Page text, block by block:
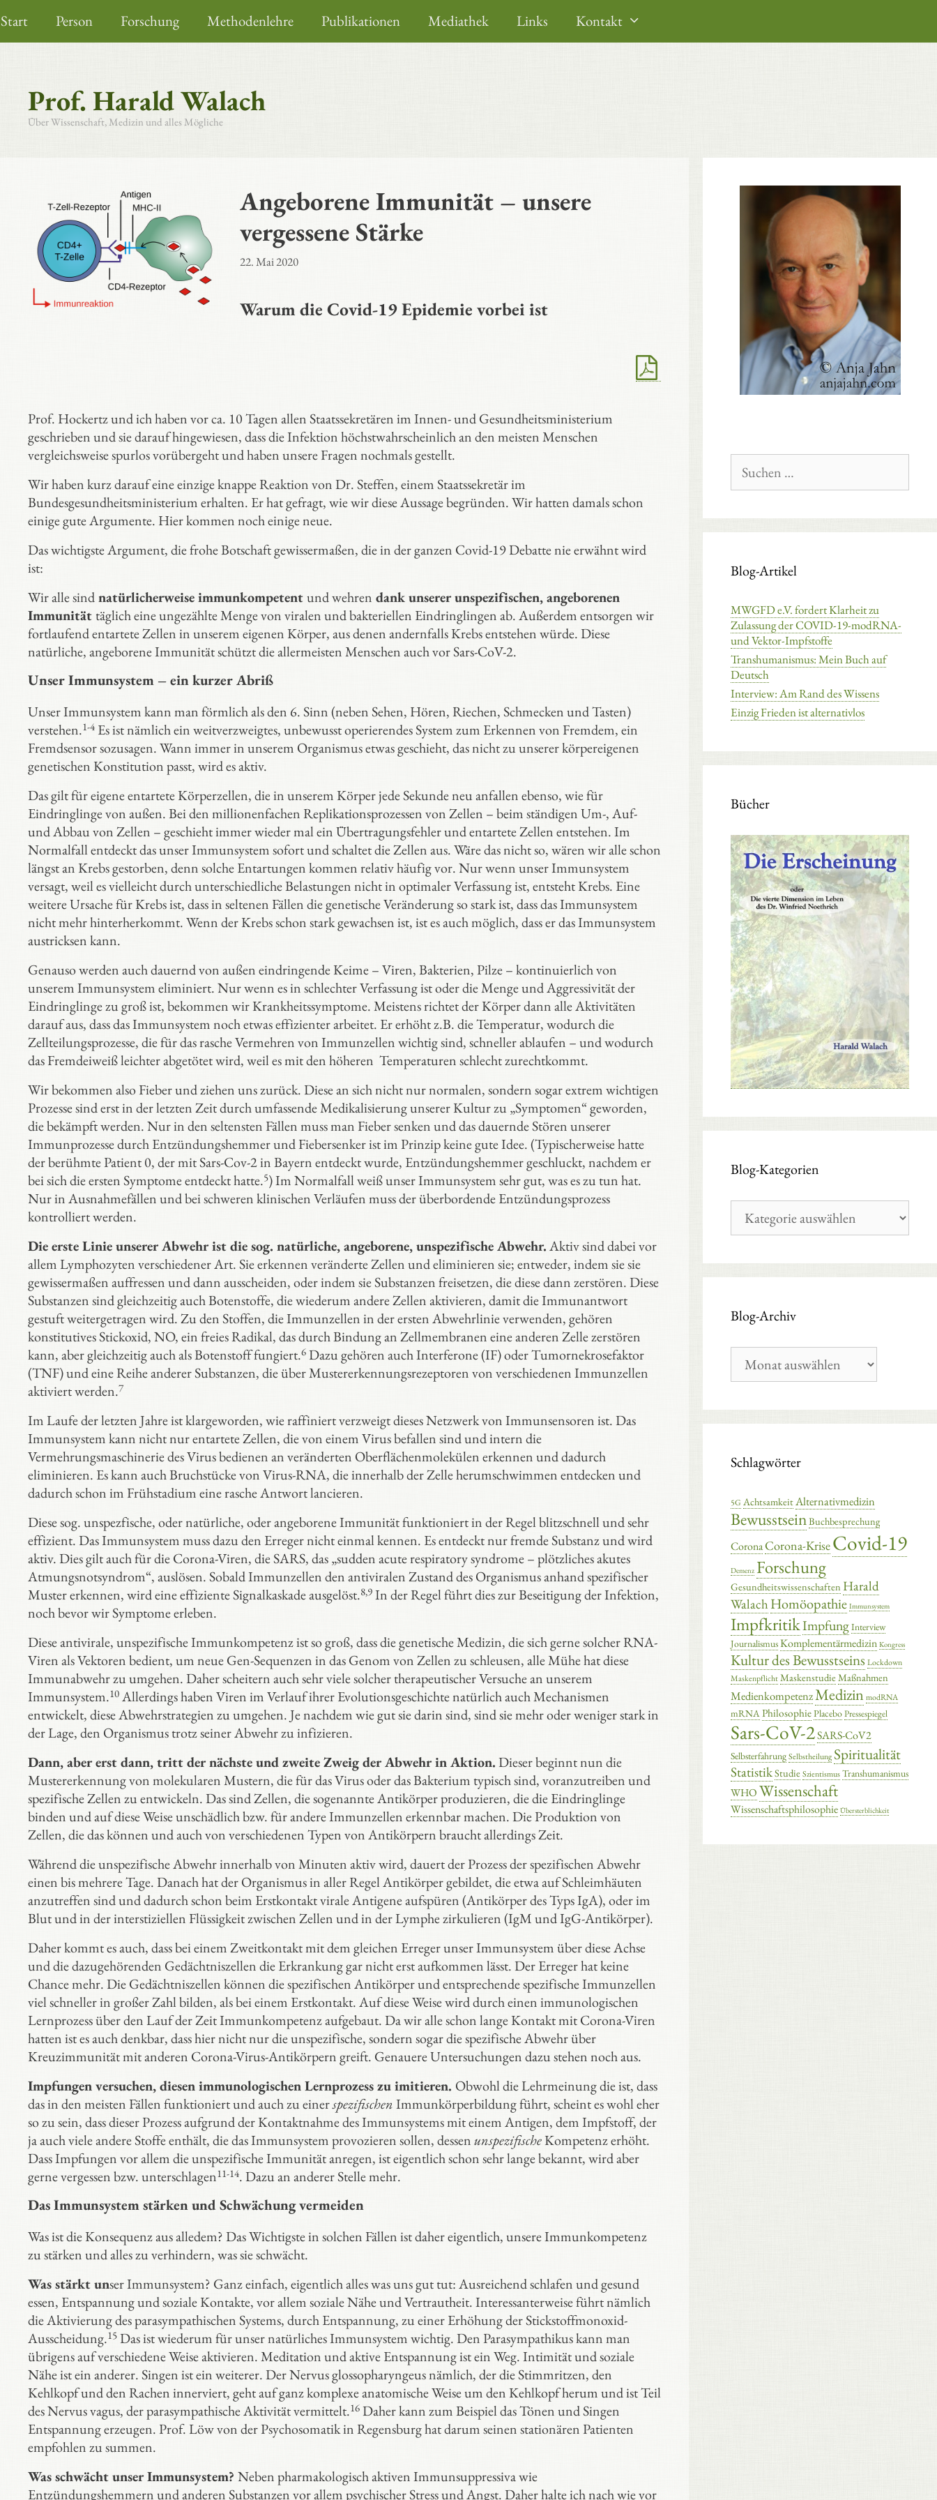
Inhalt
springen
Start Person Forschung Methodenlehre Publikationen Mediathek Links Kontakt
Prof. Harald Walach
Über Wissenschaft, Medizin und alles Mögliche
Angeborene Immunität – unsere
vergessene Stärke
22. Mai 2020
Warum die Covid-19 Epidemie vorbei ist
Prof. Hockertz und ich haben vor ca. 10 Tagen allen Staatssekretären im Innen- und Gesundheitsministerium
geschrieben und sie darauf hingewiesen, dass die Infektion höchstwahrscheinlich an den meisten Menschen
vergleichsweise spurlos vorübergeht und haben unsere Fragen nochmals gestellt.
Wir haben kurz darauf eine einzige knappe Reaktion von Dr. Steffen, einem Staatssekretär im
Bundesgesundheitsministerium erhalten. Er hat gefragt, wie wir diese Aussage begründen. Wir hatten damals schon
einige gute Argumente. Hier kommen noch einige neue.
Das wichtigste Argument, die frohe Botschaft gewissermaßen, die in der ganzen Covid-19 Debatte nie erwähnt wird
ist:
Wir alle sindnatürlicherweise immunkompetentund wehren dank unserer unspezifischen, angeborenen
Immunitättäglich eine ungezählte Menge von viralen und bakteriellen Eindringlingen ab. Außerdem entsorgen wir
fortlaufend entartete Zellen in unserem eigenen Körper, aus denen andernfalls Krebs entstehen würde. Diese
natürliche, angeborene Immunität schützt die allermeisten Menschen auch vor Sars-CoV-2.
Unser Immunsystem – ein kurzer Abriß
Unser Immunsystem kann man förmlich als den 6. Sinn (neben Sehen, Hören, Riechen, Schmecken und Tasten)
verstehen.1-4 Es ist nämlich ein weitverzweigtes, unbewusst operierendes System zum Erkennen von Fremdem, ein
Fremdsensor sozusagen. Wann immer in unserem Organismus etwas geschieht, das nicht zu unserer körpereigenen
genetischen Konstitution passt, wird es aktiv.
Das gilt für eigene entartete Körperzellen, die in unserem Körper jede Sekunde neu anfallen ebenso, wie für
Eindringlinge von außen. Bei den millionenfachen Replikationsprozessen von Zellen – beim ständigen Um-, Auf-
und Abbau von Zellen – geschieht immer wieder mal ein Übertragungsfehler und entartete Zellen entstehen. Im
Normalfall entdeckt das unser Immunsystem sofort und schaltet die Zellen aus. Wäre das nicht so, wären wir alle schon
längst an Krebs gestorben, denn solche Entartungen kommen relativ häufig vor. Nur wenn unser Immunsystem
versagt, weil es vielleicht durch unterschiedliche Belastungen nicht in optimaler Verfassung ist, entsteht Krebs. Eine
weitere Ursache für Krebs ist, dass in seltenen Fällen die genetische Veränderung so stark ist, dass das Immunsystem
nicht mehr hinterherkommt. Wenn der Krebs schon stark gewachsen ist, ist es auch möglich, dass er das Immunsystem
austricksen kann.
Genauso werden auch dauernd von außen eindringende Keime – Viren, Bakterien, Pilze – kontinuierlich von
unserem Immunsystem eliminiert. Nur wenn es in schlechter Verfassung ist oder die Menge und Aggressivität der
Eindringlinge zu groß ist, bekommen wir Krankheitssymptome. Meistens richtet der Körper dann alle Aktivitäten
darauf aus, dass das Immunsystem noch etwas effizienter arbeitet. Er erhöht z.B. die Temperatur, wodurch die
Zellteilungsprozesse, die für das rasche Vermehren von Immunzellen wichtig sind, schneller ablaufen – und wodurch
das Fremdeiweiß leichter abgetötet wird, weil es mit den höheren Temperaturen schlecht zurechtkommt.
Wir bekommen also Fieber und ziehen uns zurück. Diese an sich nicht nur normalen, sondern sogar extrem wichtigen
Prozesse sind erst in der letzten Zeit durch umfassende Medikalisierung unserer Kultur zu „Symptomen“ geworden,
die bekämpft werden. Nur in den seltensten Fällen muss man Fieber senken und das dauernde Stören unserer
Immunprozesse durch Entzündungshemmer und Fiebersenker ist im Prinzip keine gute Idee. (Typischerweise hatte
der berühmte Patient 0, der mit Sars-Cov-2 in Bayern entdeckt wurde, Entzündungshemmer geschluckt, nachdem er
bei sich die ersten Symptome entdeckt hatte.5) Im Normalfall weiß unser Immunsystem sehr gut, was es zu tun hat.
Nur in Ausnahmefällen und bei schweren klinischen Verläufen muss der überbordende Entzündungsprozess
kontrolliert werden.
Die erste Linie unserer Abwehr ist die sog. natürliche, angeborene, unspezifische Abwehr.Aktiv sind dabei vor
allem Lymphozyten verschiedener Art. Sie erkennen veränderte Zellen und eliminieren sie; entweder, indem sie sie
gewissermaßen auffressen und dann ausscheiden, oder indem sie Substanzen freisetzen, die diese dann zerstören. Diese
Substanzen sind gleichzeitig auch Botenstoffe, die wiederum andere Zellen aktivieren, damit die Immunantwort
gestuft weitergetragen wird. Zu den Stoffen, die Immunzellen in der ersten Abwehrlinie verwenden, gehören
konstitutives Stickoxid, NO, ein freies Radikal, das durch Bindung an Zellmembranen eine anderen Zelle zerstören
kann, aber gleichzeitig auch als Botenstoff fungiert.6 Dazu gehören auch Interferone (IF) oder Tumornekrosefaktor
(TNF) und eine Reihe anderer Substanzen, die über Mustererkennungsrezeptoren von verschiedenen Immunzellen
aktiviert werden.7
Im Laufe der letzten Jahre ist klargeworden, wie raffiniert verzweigt dieses Netzwerk von Immunsensoren ist. Das
Immunsystem kann nicht nur entartete Zellen, die von einem Virus befallen sind und intern die
Vermehrungsmaschinerie des Virus bedienen an veränderten Oberflächenmolekülen erkennen und dadurch
eliminieren. Es kann auch Bruchstücke von Virus-RNA, die innerhalb der Zelle herumschwimmen entdecken und
dadurch schon im Frühstadium eine rasche Antwort lancieren.
Diese sog. unspezfische, oder natürliche, oder angeborene Immunität funktioniert in der Regel blitzschnell und sehr
effizient. Das Immunsystem muss dazu den Erreger nicht einmal kennen. Es entdeckt nur fremde Substanz und wird
aktiv. Dies gilt auch für die Corona-Viren, die SARS, das „sudden acute respiratory syndrome – plötzliches akutes
Atmungsnotsyndrom“, auslösen. Sobald Immunzellen den antiviralen Zustand des Organismus anhand spezifischer
Muster erkennen, wird eine effiziente Signalkaskade ausgelöst.8,9 In der Regel führt dies zur Beseitigung der Infektion,
noch bevor wir Symptome erleben.
Diese antivirale, unspezifische Immunkompetenz ist so groß, dass die genetische Medizin, die sich gerne solcher RNA-
Viren als Vektoren bedient, um neue Gen-Sequenzen in das Genom von Zellen zu schleusen, alle Mühe hat diese
Immunabwehr zu umgehen. Daher scheitern auch sehr viele solcher therapeutischer Versuche an unserem
Immunsystem.10 Allerdings haben Viren im Verlauf ihrer Evolutionsgeschichte natürlich auch Mechanismen
entwickelt, diese Abwehrstrategien zu umgehen. Je nachdem wie gut sie darin sind, sind sie mehr oder weniger stark in
der Lage, den Organismus trotz seiner Abwehr zu infizieren.
Dann, aber erst dann, tritt der nächste und zweite Zweig der Abwehr in Aktion.Dieser beginnt nun die
Mustererkennung von molekularen Mustern, die für das Virus oder das Bakterium typisch sind, voranzutreiben und
spezifische Zellen zu entwickeln. Das sind Zellen, die sogenannte Antikörper produzieren, die die Eindringlinge
binden und auf diese Weise unschädlich bzw. für andere Immunzellen erkennbar machen. Die Produktion von
Zellen, die das können und auch von verschiedenen Typen von Antikörpern braucht allerdings Zeit.
Während die unspezifische Abwehr innerhalb von Minuten aktiv wird, dauert der Prozess der spezifischen Abwehr
einen bis mehrere Tage. Danach hat der Organismus in aller Regel Antikörper gebildet, die etwa auf Schleimhäuten
anzutreffen sind und dadurch schon beim Erstkontakt virale Antigene aufspüren (Antikörper des Typs IgA), oder im
Blut und in der interstiziellen Flüssigkeit zwischen Zellen und in der Lymphe zirkulieren (IgM und IgG-Antikörper).
Daher kommt es auch, dass bei einem Zweitkontakt mit dem gleichen Erreger unser Immunsystem über diese Achse
und die dazugehörenden Gedächtniszellen die Erkrankung gar nicht erst aufkommen lässt. Der Erreger hat keine
Chance mehr. Die Gedächtniszellen können die spezifischen Antikörper und entsprechende spezifische Immunzellen
viel schneller in großer Zahl bilden, als bei einem Erstkontakt. Auf diese Weise wird durch einen immunologischen
Lernprozess über den Lauf der Zeit Immunkompetenz aufgebaut. Da wir alle schon lange Kontakt mit Corona-Viren
hatten ist es auch denkbar, dass hier nicht nur die unspezifische, sondern sogar die spezifische Abwehr über
Kreuzimmunität mit anderen Corona-Virus-Antikörpern greift. Genauere Untersuchungen dazu stehen noch aus.
Impfungen versuchen, diesen immunologischen Lernprozess zu imitieren. Obwohl die Lehrmeinung die ist, dass
das in den meisten Fällen funktioniert und auch zu einerspezifischenImmunkörperbildung führt, scheint es wohl eher
so zu sein, dass dieser Prozess aufgrund der Kontaktnahme des Immunsystems mit einem Antigen, dem Impfstoff, der
ja auch viele andere Stoffe enthält, die das Immunsystem provozieren sollen, dessenunspezifischeKompetenz erhöht.
Dass Impfungen vor allem die unspezifische Immunität anregen, ist eigentlich schon sehr lange bekannt, wird aber
gerne vergessen bzw. unterschlagen11-14. Dazu an anderer Stelle mehr.
Das Immunsystem stärken und Schwächung vermeiden
Was ist die Konsequenz aus alledem? Das Wichtigste in solchen Fällen ist daher eigentlich, unsere Immunkompetenz
zu stärken und alles zu verhindern, was sie schwächt.
Was stärkt unser Immunsystem? Ganz einfach, eigentlich alles was uns gut tut: Ausreichend schlafen und gesund
essen, Entspannung und soziale Kontakte, vor allem soziale Nähe und Vertrautheit. Interessanterweise führt nämlich
die Aktivierung des parasympathischen Systems, durch Entspannung, zu einer Erhöhung der Stickstoffmonoxid-
Ausscheidung.15 Das ist wiederum für unser natürliches Immunsystem wichtig. Den Parasympathikus kann man
übrigens auf verschiedene Weise aktivieren. Meditation und aktive Entspannung ist ein Weg. Intimität und soziale
Nähe ist ein anderer. Singen ist ein weiterer. Der Nervus glossopharyngeus nämlich, der die Stimmritzen, den
Kehlkopf und den Rachen innerviert, geht auf ganz komplexe anatomische Weise um den Kehlkopf herum und ist Teil
des Nervus vagus, der parasympathische Aktivität vermittelt.16 Daher kann zum Beispiel das Tönen und Singen
Entspannung erzeugen. Prof. Löw von der Psychosomatik in Regensburg hat darum seinen stationären Patienten
empfohlen zu summen.
Was schwächt unser Immunsystem? Neben pharmakologisch aktiven Immunsuppressiva wie
Entzündungshemmern und anderen Substanzen vor allem psychischer Stress und Angst. Daher halte ich nach wie vor
nach:
Blog-Artikel
MWGFD e.V. fordert Klarheit zu
Zulassung der COVID-19-modRNA-
und Vektor-Impfstoffe
Transhumanismus: Mein Buch auf
Deutsch
Interview: Am Rand des Wissens
Einzig Frieden ist alternativlos
Bücher
Blog-Kategorien
Kategorien
Blog-Archiv
Archiv
Schlagwörter
5G AchtsamkeitAlternativmedizin
BewusstseinBuchbesprechung
CoronaCorona-KriseCovid-19
Demenz Forschung
Gesundheitswissenschaften Harald
Walach Homöopathie Immunsystem
ImpfkritikImpfungInterview
JournalismusKomplementärmedizin Kongress
Kultur des Bewusstseins Lockdown
MaskenpflichtMaskenstudieMaßnahmen
MedienkompetenzMedizin modRNA
mRNAPhilosophiePlaceboPressespiegel
Sars-CoV-2SARS-CoV2
SelbsterfahrungSelbstheilung Spiritualität
StatistikStudieSzientismusTranshumanismus
WHO Wissenschaft
Wissenschaftsphilosophie Übersterblichkeit